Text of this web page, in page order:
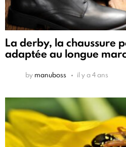
La derby, la chaussure
adaptée au longue
by manuboss il y a 4 ans